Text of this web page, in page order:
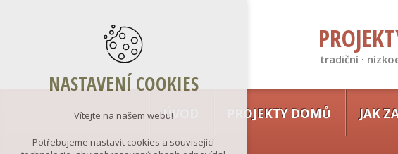
tradiční ·
ÚVOD PROJEKTY DOMŮ JAK
NASTAVENÍ COOKIES
Vítejte na našem webu!
Potřebujeme nastavit cookies a související